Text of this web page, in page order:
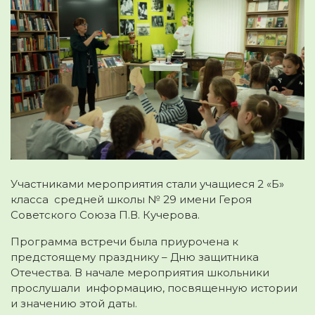
Участниками мероприятия стали учащиеся 2 «Б»
класса средней школы № 29 имени Героя
Советского Союза П.В. Кучерова.
Программа встречи была приурочена к
предстоящему празднику – Дню защитника
Отечества. В начале мероприятия школьники
прослушали информацию, посвященную истории
и значению этой даты.